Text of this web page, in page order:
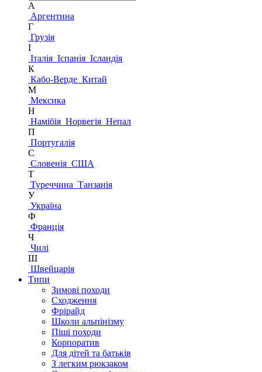
А
Аргентина
Г
Грузія
І
Італія Іспанія Ісландія
К
Кабо-Верде Китай
М
Мексика
Н
Намібія Норвегія Непал
П
Португалія
С
Словенія США
Т
Туреччина Танзанія
У
Україна
Ф
Франція
Ч
Чилі
Ш
Швейцарія
Типи
Зимові походи
Сходження
Фрірайд
Школи альпінізму
Піші походи
Корпоратив
Для дітей та батьків
З легким рюкзаком